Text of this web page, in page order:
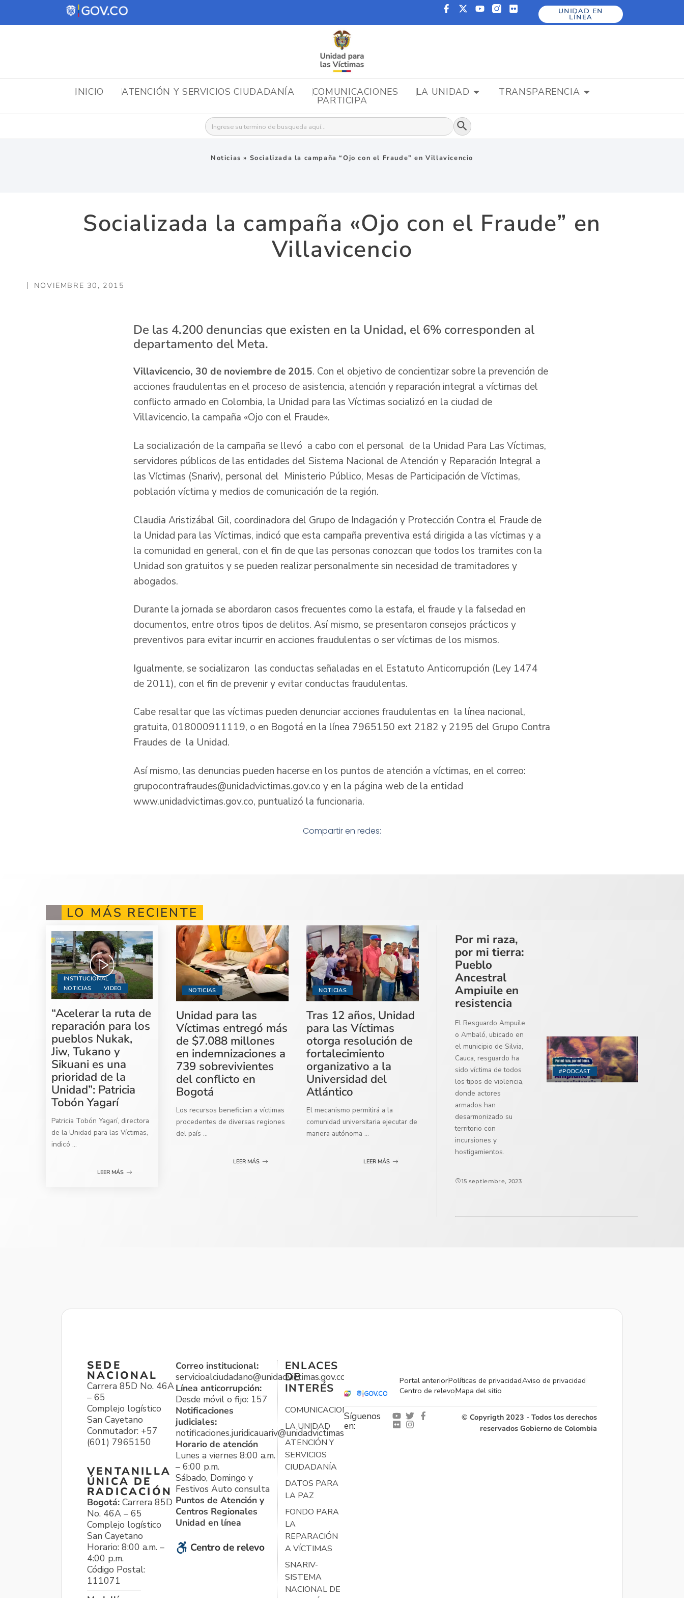
UNIDAD EN
LÍNEA
INICIO ATENCIÓN Y SERVICIOS CIUDADANÍA COMUNICACIONES LA UNIDAD TRANSPARENCIA
PARTICIPA
Buscar: Botón de búsqueda
Noticias » Socializada la campaña “Ojo con el Fraude” en Villavicencio
Socializada la campaña «Ojo con el Fraude” en
Villavicencio
NOVIEMBRE 30, 2015
De las 4.200 denuncias que existen en la Unidad, el 6% corresponden al
departamento del Meta.
Villavicencio, 30 de noviembre de 2015. Con el objetivo de concientizar sobre la prevención de
acciones fraudulentas en el proceso de asistencia, atención y reparación integral a víctimas del
conflicto armado en Colombia, la Unidad para las Víctimas socializó en la ciudad de
Villavicencio, la campaña «Ojo con el Fraude».
La socialización de la campaña se llevó a cabo con el personal de la Unidad Para Las Víctimas,
servidores públicos de las entidades del Sistema Nacional de Atención y Reparación Integral a
las Víctimas (Snariv), personal del Ministerio Público, Mesas de Participación de Víctimas,
población víctima y medios de comunicación de la región.
Claudia Aristizábal Gil, coordinadora del Grupo de Indagación y Protección Contra el Fraude de
la Unidad para las Víctimas, indicó que esta campaña preventiva está dirigida a las víctimas y a
la comunidad en general, con el fin de que las personas conozcan que todos los tramites con la
Unidad son gratuitos y se pueden realizar personalmente sin necesidad de tramitadores y
abogados.
Durante la jornada se abordaron casos frecuentes como la estafa, el fraude y la falsedad en
documentos, entre otros tipos de delitos. Así mismo, se presentaron consejos prácticos y
preventivos para evitar incurrir en acciones fraudulentas o ser víctimas de los mismos.
Igualmente, se socializaron las conductas señaladas en el Estatuto Anticorrupción (Ley 1474
de 2011), con el fin de prevenir y evitar conductas fraudulentas.
Cabe resaltar que las víctimas pueden denunciar acciones fraudulentas en la línea nacional,
gratuita, 018000911119, o en Bogotá en la línea 7965150 ext 2182 y 2195 del Grupo Contra
Fraudes de la Unidad.
Así mismo, las denuncias pueden hacerse en los puntos de atención a víctimas, en el correo:
grupocontrafraudes@unidadvictimas.gov.co y en la página web de la entidad
www.unidadvictimas.gov.co, puntualizó la funcionaria.
Compartir en redes:
LO MÁS RECIENTE
INSTITUCIONAL
NOTICIAS
VIDEO
“Acelerar la ruta de
reparación para los
pueblos Nukak,
Jiw, Tukano y
Sikuani es una
prioridad de la
Unidad”: Patricia
Tobón Yagarí
Patricia Tobón Yagarí, directora
de la Unidad para las Víctimas,
indicó ...
LEER MÁS
NOTICIAS
Unidad para las
Víctimas entregó más
de $7.088 millones
en indemnizaciones a
739 sobrevivientes
del conflicto en
Bogotá
Los recursos benefician a víctimas
procedentes de diversas regiones
del país ...
LEER MÁS
NOTICIAS
Tras 12 años, Unidad
para las Víctimas
otorga resolución de
fortalecimiento
organizativo a la
Universidad del
Atlántico
El mecanismo permitirá a la
comunidad universitaria ejecutar de
manera autónoma ...
LEER MÁS
#PODCAST
Por mi raza,
por mi tierra:
Pueblo
Ancestral
Ampiuile en
resistencia
El Resguardo Ampuile
o Ambaló, ubicado en
el municipio de Silvia,
Cauca, resguardo ha
sido víctima de todos
los tipos de violencia,
donde actores
armados han
desarmonizado su
territorio con
incursiones y
hostigamientos.
15 septiembre, 2023
SEDE
NACIONAL
Carrera 85D No. 46A
– 65
Complejo logístico
San Cayetano
Conmutador: +57
(601) 7965150
VENTANILLA
ÚNICA DE
RADICACIÓN
Bogotá: Carrera 85D
No. 46A – 65
Complejo logístico
San Cayetano
Horario: 8:00 a.m. –
4:00 p.m.
Código Postal:
111071
Correo institucional:
servicioalciudadano@unidadvictimas.gov.co
Línea anticorrupción:
Desde móvil o fijo: 157
Notificaciones
judiciales:
notificaciones.juridicauariv@unidadvictimas.gov.co
Horario de atención
Lunes a viernes 8:00 a.m.
– 6:00 p.m.
Sábado, Domingo y
Festivos Auto consulta
Puntos de Atención y
Centros Regionales
Unidad en línea
Centro de relevo
ENLACES
DE
INTERÉS
COMUNICACIONES
LA UNIDAD
ATENCIÓN Y
SERVICIOS
CIUDADANÍA
DATOS PARA
LA PAZ
FONDO PARA
LA
REPARACIÓN
A VÍCTIMAS
SNARIV-
SISTEMA
NACIONAL DE
Portal anteriorPolíticas de privacidadAviso de privacidad
Centro de relevoMapa del sitio
Síguenos
en:
© Copyrigth 2023 - Todos los derechos
reservados Gobierno de Colombia